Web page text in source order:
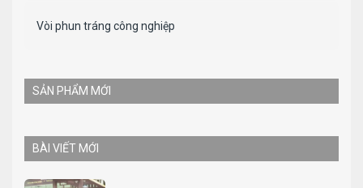
Vòi phun tráng công nghiệp
SẢN PHẨM MỚI
BÀI VIẾT MỚI